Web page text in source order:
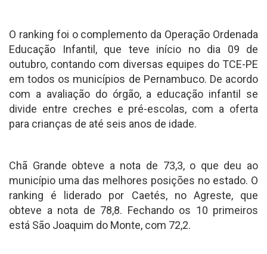
O ranking foi o complemento da Operação Ordenada
Educação Infantil, que teve início no dia 09 de
outubro, contando com diversas equipes do TCE-PE
em todos os municípios de Pernambuco. De acordo
com a avaliação do órgão, a educação infantil se
divide entre creches e pré-escolas, com a oferta
para crianças de até seis anos de idade.
Chã Grande obteve a nota de 73,3, o que deu ao
município uma das melhores posições no estado. O
ranking é liderado por Caetés, no Agreste, que
obteve a nota de 78,8. Fechando os 10 primeiros
está São Joaquim do Monte, com 72,2.